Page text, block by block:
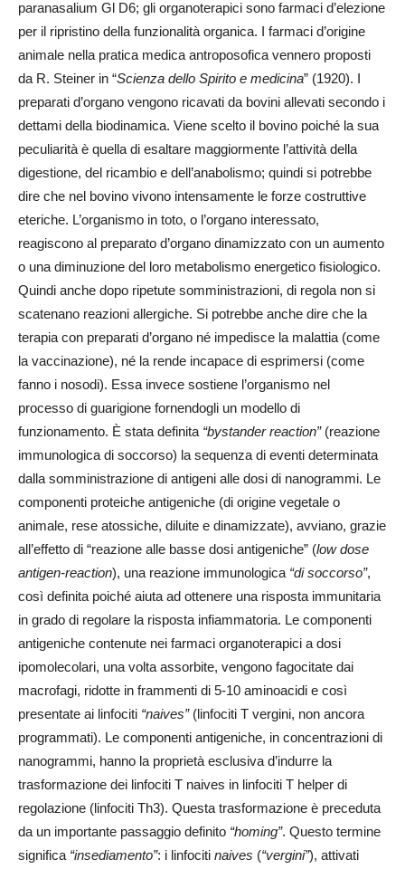
paranasalium Gl D6; gli organoterapici sono farmaci d’elezione
per il ripristino della funzionalità organica. I farmaci d’origine
animale nella pratica medica antroposofica vennero proposti
da R. Steiner in “Scienza dello Spirito e medicina” (1920). I
preparati d’organo vengono ricavati da bovini allevati secondo i
dettami della biodinamica. Viene scelto il bovino poiché la sua
peculiarità è quella di esaltare maggiormente l’attività della
digestione, del ricambio e dell’anabolismo; quindi si potrebbe
dire che nel bovino vivono intensamente le forze costruttive
eteriche. L’organismo in toto, o l’organo interessato,
reagiscono al preparato d’organo dinamizzato con un aumento
o una diminuzione del loro metabolismo energetico fisiologico.
Quindi anche dopo ripetute somministrazioni, di regola non si
scatenano reazioni allergiche. Si potrebbe anche dire che la
terapia con preparati d’organo né impedisce la malattia (come
la vaccinazione), né la rende incapace di esprimersi (come
fanno i nosodi). Essa invece sostiene l’organismo nel
processo di guarigione fornendogli un modello di
funzionamento. È stata definita “bystander reaction” (reazione
immunologica di soccorso) la sequenza di eventi determinata
dalla somministrazione di antigeni alle dosi di nanogrammi. Le
componenti proteiche antigeniche (di origine vegetale o
animale, rese atossiche, diluite e dinamizzate), avviano, grazie
all’effetto di “reazione alle basse dosi antigeniche” (low dose
antigen-reaction), una reazione immunologica “di soccorso”,
così definita poiché aiuta ad ottenere una risposta immunitaria
in grado di regolare la risposta infiammatoria. Le componenti
antigeniche contenute nei farmaci organoterapici a dosi
ipomolecolari, una volta assorbite, vengono fagocitate dai
macrofagi, ridotte in frammenti di 5-10 aminoacidi e così
presentate ai linfociti “naives” (linfociti T vergini, non ancora
programmati). Le componenti antigeniche, in concentrazioni di
nanogrammi, hanno la proprietà esclusiva d’indurre la
trasformazione dei linfociti T naives in linfociti T helper di
regolazione (linfociti Th3). Questa trasformazione è preceduta
da un importante passaggio definito “homing”. Questo termine
significa “insediamento”: i linfociti naives (“vergini”), attivati